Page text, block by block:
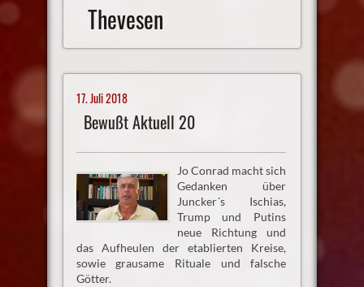
Thevesen
17. Juli 2018
Bewußt Aktuell 20
Jo Conrad macht sich
Gedanken über
Juncker´s Ischias,
Trump und Putins
neue Richtung und
das Aufheulen der etablierten Kreise,
sowie grausame Rituale und falsche
Götter.